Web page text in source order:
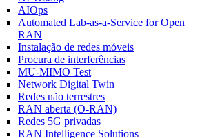
AIOps
Automated Lab-as-a-Service for Open
RAN
Instalação de redes móveis
Procura de interferências
MU-MIMO Test
Network Digital Twin
Redes não terrestres
RAN aberta (O-RAN)
Redes 5G privadas
RAN Intelligence Solutions